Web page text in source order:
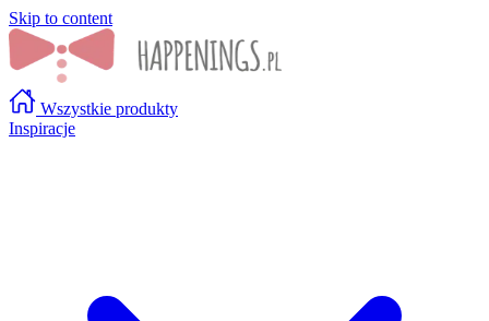
Skip to content
Wszystkie produkty
Inspiracje